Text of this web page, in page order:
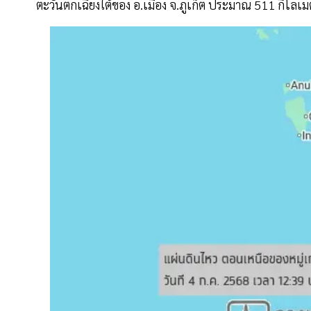
ตะวันตกเฉียงใต้ของ อ.เมือง จ.ภูเก็ต ประมาณ 511 กิโลเ